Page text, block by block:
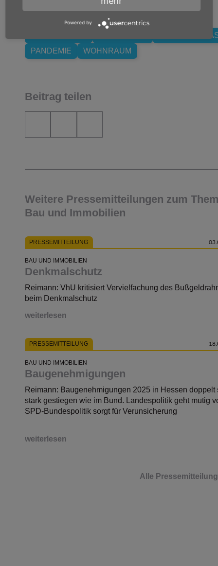
Schlagwörter
PANDEMIE
WOHNRAUM
Beitrag teilen
Weitere Pressemitteilungen zum
Bau und Immobilien
PRESSEMITTEILUNG
BAU UND IMMOBILIEN
Denkmalschutz
Reimann: VhU kritisiert Vervielfachung des
beim Denkmalschutz
weiterlesen
PRESSEMITTEILUNG
BAU UND IMMOBILIEN
Baugenehmigungen
Reimann: Baugenehmigungen 2025 in Hessen doppelt
stark gestiegen wie im Bund. Landespolitik geht mutig
SPD-Bundespolitik sorgt für Verunsicherung
weiterlesen
Alle
Powered by